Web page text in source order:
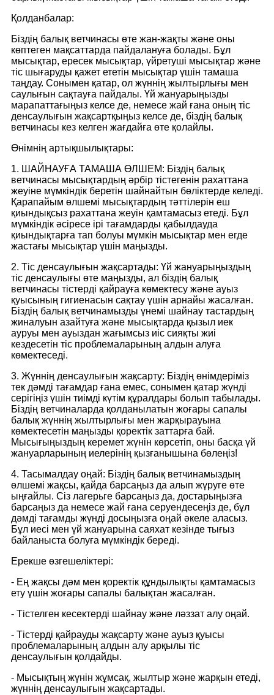
Қолданбалар:
Біздің балық ветчинасы өте жан-жақты және оны
көптеген мақсаттарда пайдалануға болады. Бұл
мысықтар, ересек мысықтар, үйретуші мысықтар және
тіс шығаруды қажет ететін мысықтар үшін тамаша
таңдау. Сонымен қатар, ол жүннің жылтырлығы мен
саулығын сақтауға пайдалы. Үй жануарыңызды
марапаттағыңыз келсе де, немесе жай ғана оның тіс
денсаулығын жақсартқыңыз келсе де, біздің балық
ветчинасы кез келген жағдайға өте қолайлы.
Өнімнің артықшылықтары:
1. ШАЙНАУҒА ТАМАША ӨЛШЕМ: Біздің балық
ветчинасы мысықтардың әрбір тістегенін рахаттана
жеуіне мүмкіндік беретін шайнайтын бөліктерде келеді.
Қарапайым өлшемі мысықтардың тәттілерін еш
қиындықсыз рахаттана жеуін қамтамасыз етеді. Бұл
мүмкіндік әсіресе ірі тағамдарды қабылдауда
қиындықтарға тап болуы мүмкін мысықтар мен егде
жастағы мысықтар үшін маңызды.
2. Тіс денсаулығын жақсартады: Үй жануарыңыздың
тіс денсаулығы өте маңызды, ал біздің балық
ветчинасы тістерді қайрауға көмектесу және ауыз
қуысының гигиенасын сақтау үшін арнайы жасалған.
Біздің балық ветчинамызды үнемі шайнау тастардың
жиналуын азайтуға және мысықтарда қызыл иек
ауруы мен ауыздан жағымсыз иіс сияқты жиі
кездесетін тіс проблемаларының алдын алуға
көмектеседі.
3. Жүннің денсаулығын жақсарту: Біздің өнімдеріміз
тек дәмді тағамдар ғана емес, сонымен қатар жүнді
серігіңіз үшін тиімді күтім құралдары болып табылады.
Біздің ветчиналарда қолданылатын жоғары сапалы
балық жүннің жылтырлығы мен жарқырауына
көмектесетін маңызды қоректік заттарға бай.
Мысығыңыздың керемет жүнін көрсетіп, оны басқа үй
жануарларының иелерінің қызғанышына бөлеңіз!
4. Тасымалдау оңай: Біздің балық ветчинамыздың
өлшемі жақсы, қайда барсаңыз да алып жүруге өте
ыңғайлы. Сіз лагерьге барсаңыз да, достарыңызға
барсаңыз да немесе жай ғана серуендесеңіз де, бұл
дәмді тағамды жүнді досыңызға оңай әкеле аласыз.
Бұл иесі мен үй жануарына саяхат кезінде тығыз
байланыста болуға мүмкіндік береді.
Ерекше өзгешеліктері:
- Ең жақсы дәм мен қоректік құндылықты қамтамасыз
ету үшін жоғары сапалы балықтан жасалған.
- Тістелген кесектерді шайнау және ләззат алу оңай.
- Тістерді қайрауды жақсарту және ауыз қуысы
проблемаларының алдын алу арқылы тіс
денсаулығын қолдайды.
- Мысықтың жүнін жұмсақ, жылтыр және жарқын етеді,
жүннің денсаулығын жақсартады.